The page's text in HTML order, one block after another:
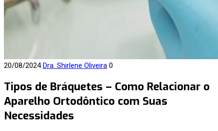
20/08/2024 Dra. Shirlene Oliveira 0
Tipos de Bráquetes – Como Relacionar o
Aparelho Ortodôntico com Suas
Necessidades